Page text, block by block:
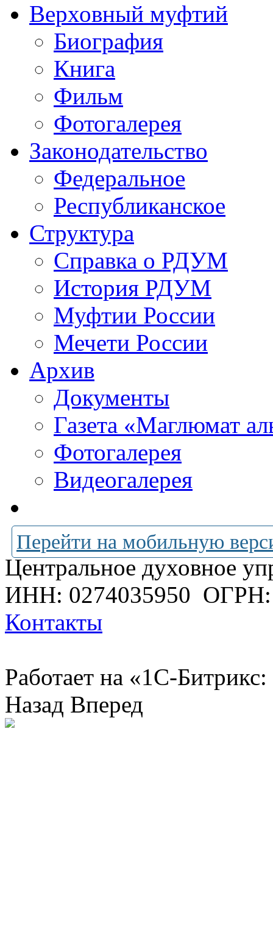
Верховный муфтий
Биография
Книга
Фильм
Фотогалерея
Законодательство
Федеральное
Республиканское
Структура
Справка о РДУМ
История РДУМ
Муфтии России
Мечети России
Архив
Документы
Газета «Маглюмат
Фотогалерея
Видеогалерея
Перейти на мобильную
Центральное духовное
ИНН: 0274035950 ОГРН:
Контакты
Работает на «1С-
Назад Вперед